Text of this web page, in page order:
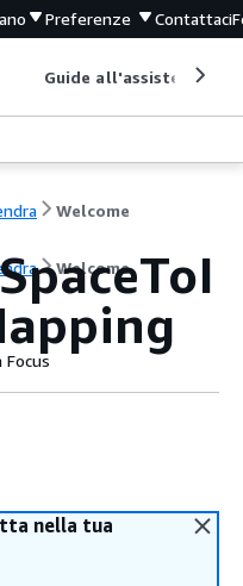
Preferenze Contattaci
Guide all'assistenza
Welcome
Welcome
Focus
nella tua